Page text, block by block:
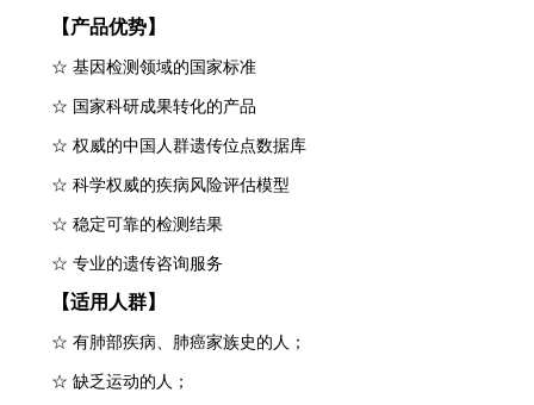
【产品优势】
☆ 基因检测领域的国家标准
☆ 国家科研成果转化的产品
☆ 权威的中国人群遗传位点数据库
☆ 科学权威的疾病风险评估模型
☆ 稳定可靠的检测结果
☆ 专业的遗传咨询服务
【适用人群】
☆ 有肺部疾病、肺癌家族史的人；
☆ 缺乏运动的人；